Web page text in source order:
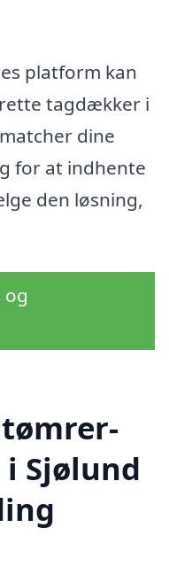
platform kan
tagdækker i
dine
for at indhente
den løsning,
Sjølund